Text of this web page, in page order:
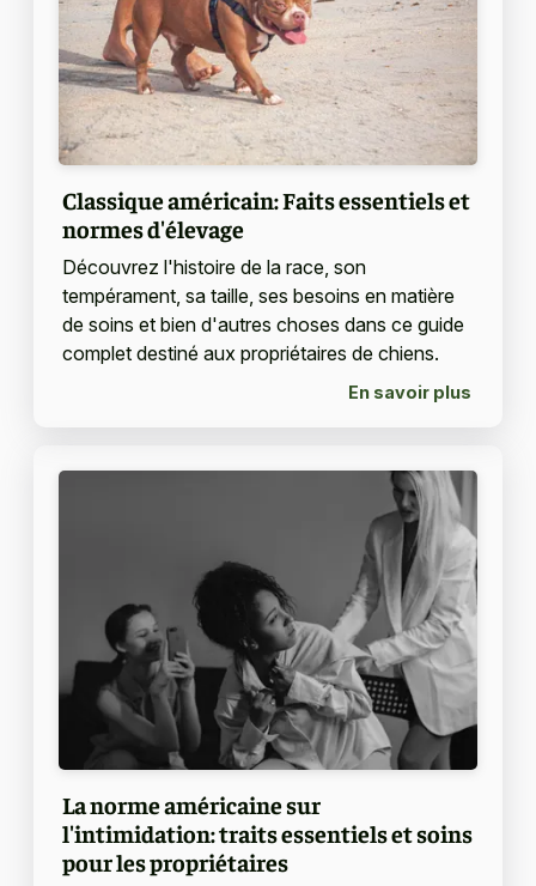
Classique américain: Faits essentiels et
normes d'élevage
Découvrez l'histoire de la race, son
tempérament, sa taille, ses besoins en matière
de soins et bien d'autres choses dans ce guide
complet destiné aux propriétaires de chiens.
En savoir plus
La norme américaine sur
l'intimidation: traits essentiels et soins
pour les propriétaires